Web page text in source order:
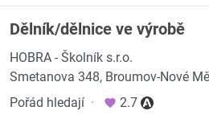
Dělník/dělnice ve výrobě
HOBRA - Školník s.r.o.
Smetanova 348, Broumov-Nové
Pořád hledají · 2.7